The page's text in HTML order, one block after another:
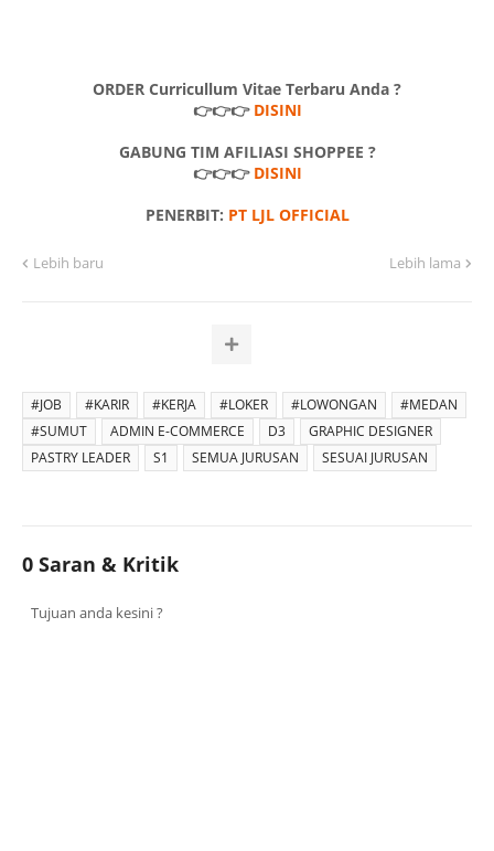
ORDER Curricullum Vitae Terbaru Anda ?
👉👉👉 DISINI
GABUNG TIM AFILIASI SHOPPEE ?
👉👉👉 DISINI
PENERBIT: PT LJL OFFICIAL
Lebih baru Lebih lama
#JOB #KARIR #KERJA #LOKER #LOWONGAN
#MEDAN
#SUMUT
ADMIN E-COMMERCE D3
GRAPHIC DESIGNER
PASTRY LEADER
S1 SEMUA JURUSAN SESUAI JURUSAN
0 Saran & Kritik
Tujuan anda kesini ?